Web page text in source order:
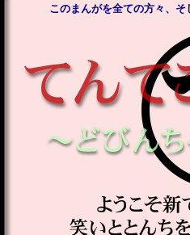
このまんがを全ての方々、